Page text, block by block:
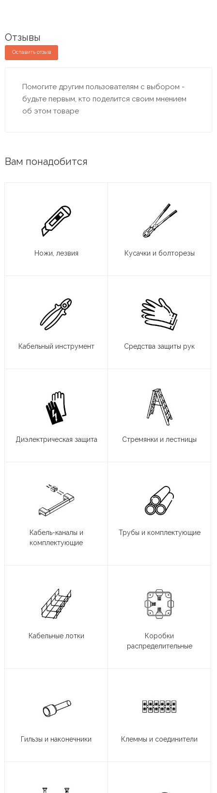
Отзывы
Оставить отзыв
Помогите другим пользователям с выбором -
будьте первым, кто поделится своим мнением
об этом товаре
Вам понадобится
Ножи, лезвия Кусачки и болторезы
Кабельный инструмент Средства защиты рук
Диэлектрическая защита Стремянки и лестницы
Кабель-каналы и
комплектующие
Трубы и комплектующие
Кабельные лотки
Коробки
распределительные
Гильзы и наконечники Клеммы и соединители